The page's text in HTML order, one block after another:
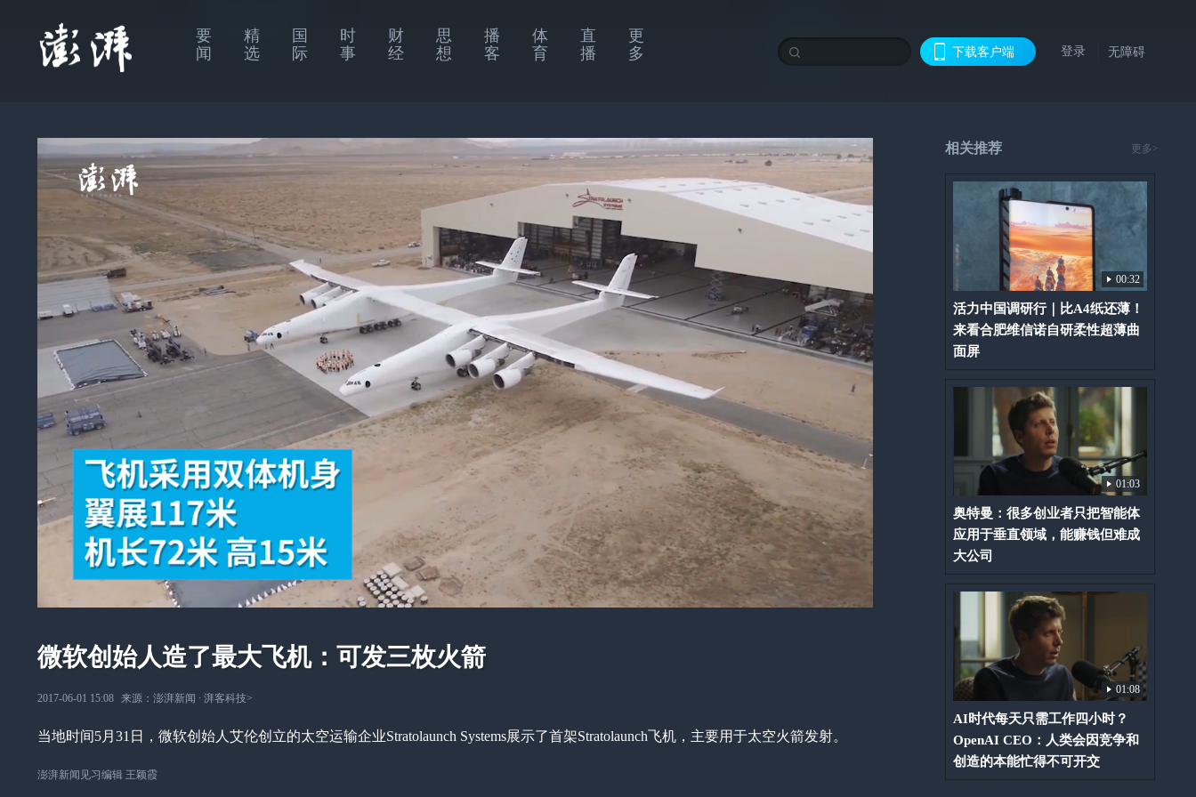
要
闻
精
选
国
际
时
事
财
经
思
想
播
客
体
育
直
播
更
多
下载客户端 登录 无障碍
微软创始人造了最大飞机：可发三枚火箭
2017-06-01 15:08 来源： 澎湃新闻 ∙ 湃客科技>
当地时间5月31日，微软创始人艾伦创立的太空运输企业Stratolaunch Systems展示了首架Stratolaunch飞机，主要用于太空火箭发射。
澎湃新闻见习编辑 王颖霞
相关推荐 更多>
00:32
活力中国调研行｜比A4纸还薄！
来看合肥维信诺自研柔性超薄曲
面屏
01:03
奥特曼：很多创业者只把智能体
应用于垂直领域，能赚钱但难成
大公司
01:08
AI时代每天只需工作四小时？
OpenAI CEO：人类会因竞争和
创造的本能忙得不可开交